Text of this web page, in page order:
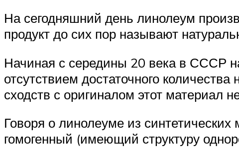
На сегодняшний день линолеум
продукт до сих пор называют
Начиная с середины 20 века в СССР
отсутствием достаточного
сходств с оригиналом этот материал
Говоря о линолеуме из
гомогенный (имеющий структуру